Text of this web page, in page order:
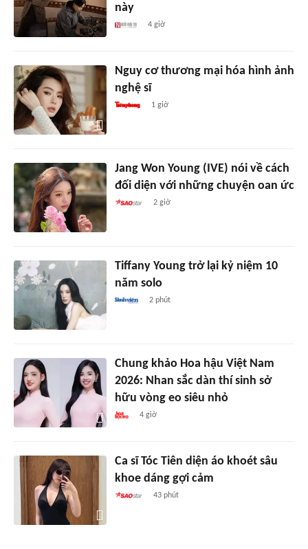
này
4 giờ
Nguy cơ thương mại hóa hình ảnh
nghệ sĩ
1 giờ
Jang Won Young (IVE) nói về cách
đối diện với những chuyện oan ức
2 giờ
Tiffany Young trở lại kỷ niệm 10
năm solo
2 phút
Chung khảo Hoa hậu Việt Nam
2026: Nhan sắc dàn thí sinh sở
hữu vòng eo siêu nhỏ
4 giờ
Ca sĩ Tóc Tiên diện áo khoét sâu
khoe dáng gợi cảm
43 phút